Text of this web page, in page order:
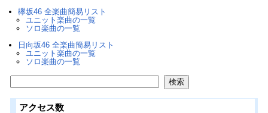
欅坂46 全楽曲簡易リスト
ユニット楽曲の一覧
ソロ楽曲の一覧
日向坂46 全楽曲簡易リスト
ユニット楽曲の一覧
ソロ楽曲の一覧
アクセス数